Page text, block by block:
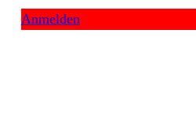
Anmelden